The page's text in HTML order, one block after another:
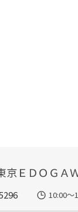
京ＥＤＯＧＡ
10:00～